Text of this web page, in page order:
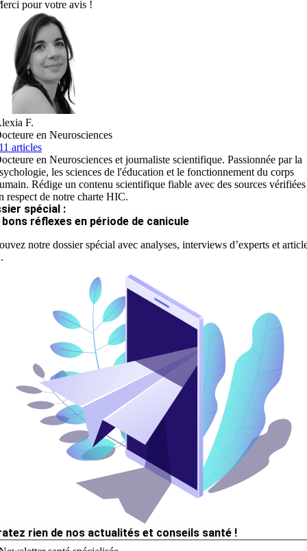
pour votre avis !
F.
en Neurosciences
articles
en Neurosciences et journaliste scientifique. Passionnée par la
les sciences de l'éducation et le fonctionnement du corps
Rédige un contenu scientifique fiable avec des sources vérifiées
respect de notre charte HIC.
spécial :
bons réflexes en période de canicule
notre dossier spécial avec analyses, interviews d’experts et
rien de nos actualités et conseils santé !